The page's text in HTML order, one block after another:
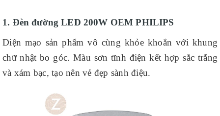
1. Đèn đường LED 200W OEM PHILIPS
Diện mạo sản phẩm vô cùng khỏe khoắn với khung
chữ nhật bo góc. Màu sơn tĩnh điện kết hợp sắc trắng
và xám bạc, tạo nên vẻ đẹp sành điệu.